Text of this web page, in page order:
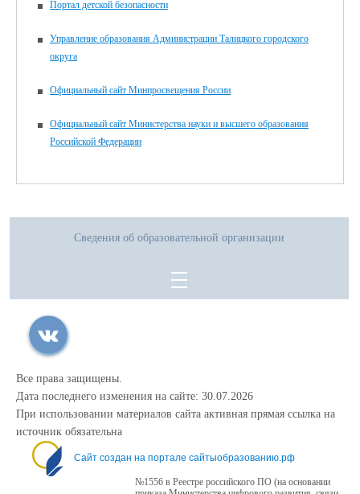
Портал детской безопасности
Управление образования Администрации Талицкого городского
округа
Официальный сайт Минпросвещения России
Официальный сайт Министерства науки и высшего образования
Российской Федерации
Сведения об образовательной организации
Все права защищены.
Дата последнего изменения на сайте: 30.07.2026
При использовании материалов сайта активная прямая ссылка на
источник обязательна
Сайт создан на портале сайтыобразованию.рф
№1556 в Реестре российского ПО (на основании